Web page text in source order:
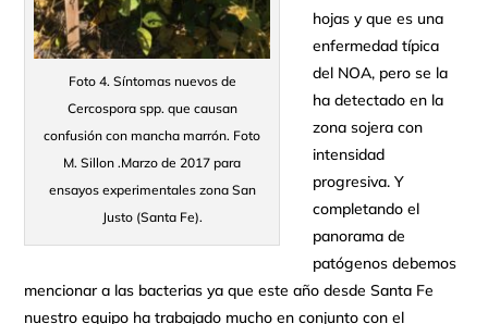
Foto 4. Síntomas nuevos de
Cercospora spp. que causan
confusión con mancha marrón. Foto
M. Sillon .Marzo de 2017 para
ensayos experimentales zona San
Justo (Santa Fe).
hojas y que es una
enfermedad típica
del NOA, pero se la
ha detectado en la
zona sojera con
intensidad
progresiva. Y
completando el
panorama de
patógenos debemos
mencionar a las bacterias ya que este año desde Santa Fe
nuestro equipo ha trabajado mucho en conjunto con el